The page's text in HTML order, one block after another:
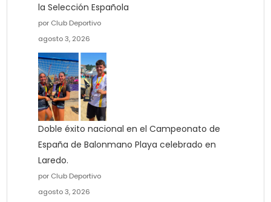
la Selección Española
por Club Deportivo
agosto 3, 2026
Doble éxito nacional en el Campeonato de
España de Balonmano Playa celebrado en
Laredo.
por Club Deportivo
agosto 3, 2026